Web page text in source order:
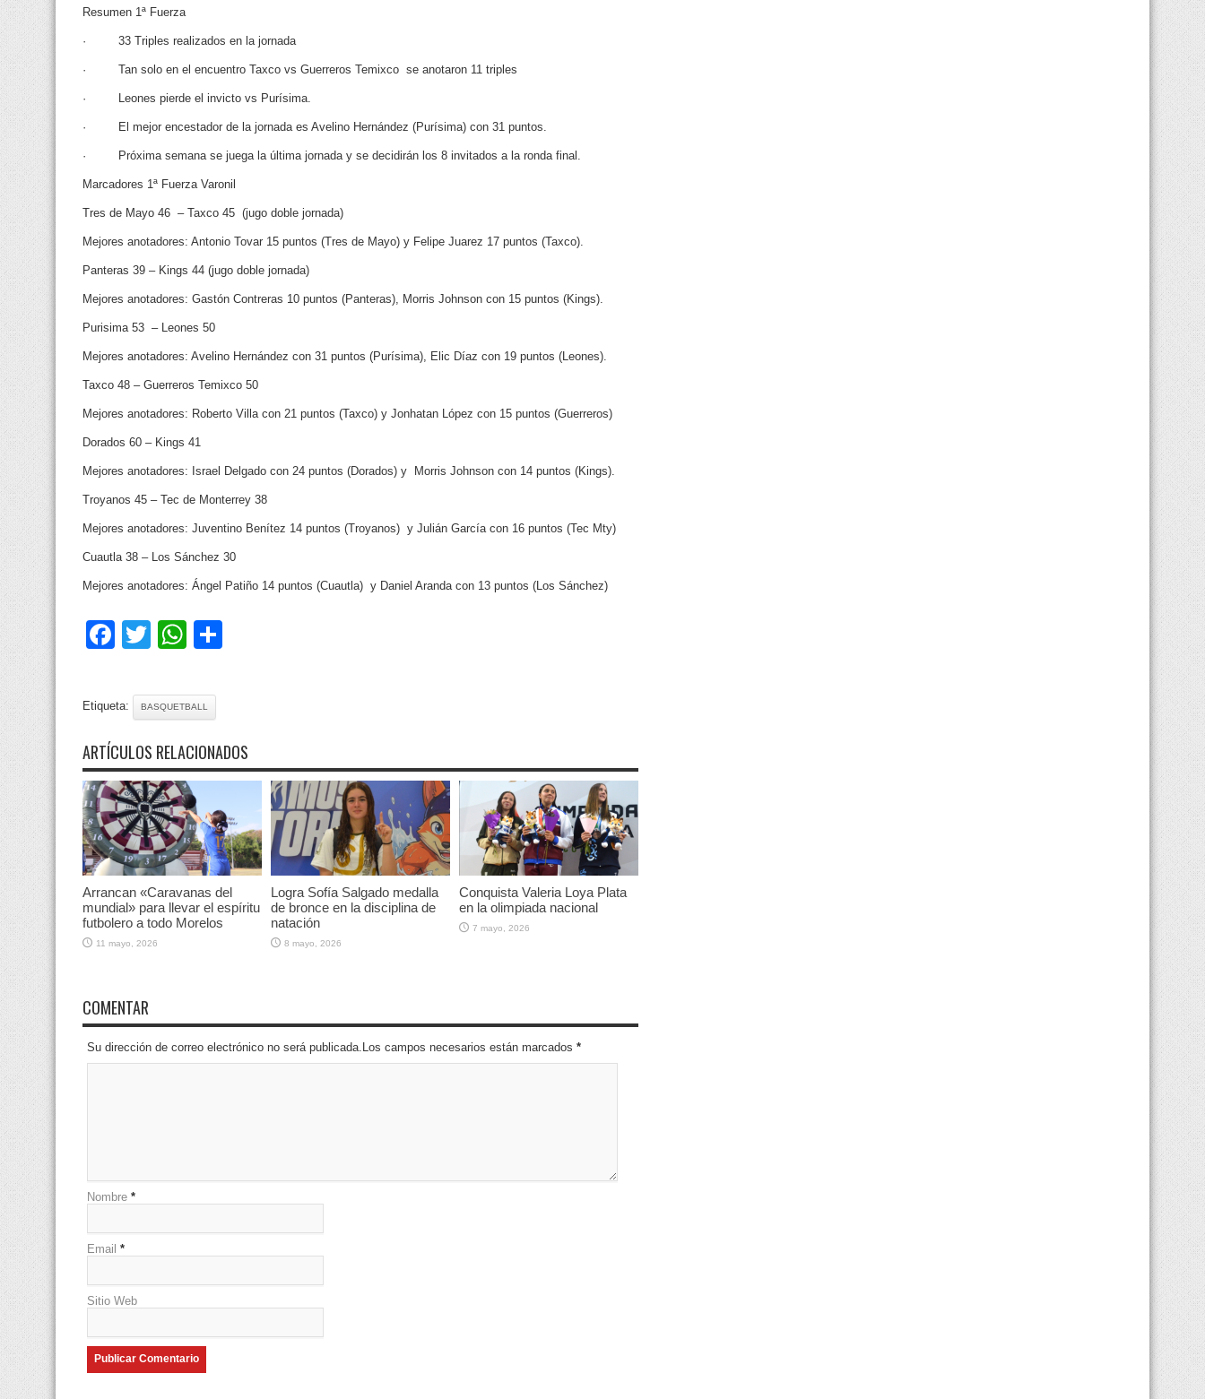
Resumen 1ª Fuerza
· 33 Triples realizados en la jornada
· Tan solo en el encuentro Taxco vs Guerreros Temixco se anotaron 11 triples
· Leones pierde el invicto vs Purísima.
· El mejor encestador de la jornada es Avelino Hernández (Purísima) con 31 puntos.
· Próxima semana se juega la última jornada y se decidirán los 8 invitados a la ronda final.
Marcadores 1ª Fuerza Varonil
Tres de Mayo 46 – Taxco 45 (jugo doble jornada)
Mejores anotadores: Antonio Tovar 15 puntos (Tres de Mayo) y Felipe Juarez 17 puntos (Taxco).
Panteras 39 – Kings 44 (jugo doble jornada)
Mejores anotadores: Gastón Contreras 10 puntos (Panteras), Morris Johnson con 15 puntos (Kings).
Purisima 53 – Leones 50
Mejores anotadores: Avelino Hernández con 31 puntos (Purísima), Elic Díaz con 19 puntos (Leones).
Taxco 48 – Guerreros Temixco 50
Mejores anotadores: Roberto Villa con 21 puntos (Taxco) y Jonhatan López con 15 puntos (Guerreros)
Dorados 60 – Kings 41
Mejores anotadores: Israel Delgado con 24 puntos (Dorados) y Morris Johnson con 14 puntos (Kings).
Troyanos 45 – Tec de Monterrey 38
Mejores anotadores: Juventino Benítez 14 puntos (Troyanos) y Julián García con 16 puntos (Tec Mty)
Cuautla 38 – Los Sánchez 30
Mejores anotadores: Ángel Patiño 14 puntos (Cuautla) y Daniel Aranda con 13 puntos (Los Sánchez)
Facebook
TwitterWhatsApp
Etiqueta: BASQUETBALL
ARTÍCULOS RELACIONADOS
Arrancan «Caravanas del
mundial» para llevar el espíritu
futbolero a todo Morelos
11 mayo, 2026
Logra Sofía Salgado medalla
de bronce en la disciplina de
natación
8 mayo, 2026
Conquista Valeria Loya Plata
en la olimpiada nacional
7 mayo, 2026
COMENTAR
Su dirección de correo electrónico no será publicada.Los campos necesarios están marcados *
Nombre *
Email *
Sitio Web